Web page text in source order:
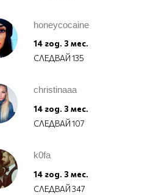
honeycocaine
14 год. 3 мес.
СЛЕДВАЙ135
christinaaa
14 год. 3 мес.
СЛЕДВАЙ107
k0fa
14 год. 3 мес.
СЛЕДВАЙ347